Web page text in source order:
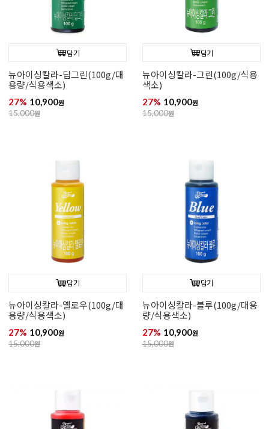
담기
뉴아이싱칼라-딥그린(100g/대
용량/식용색소)
27% 10,900원
15,000원
담기
뉴아이싱칼라-그린(100g/식용
색소)
27% 10,900원
15,000원
담기
뉴아이싱칼라-옐로우(100g/대
용량/식용색소)
27% 10,900원
15,000원
담기
뉴아이싱칼라-블루(100g/대용
량/식용색소)
27% 10,900원
15,000원